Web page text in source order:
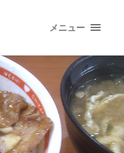
メニュー